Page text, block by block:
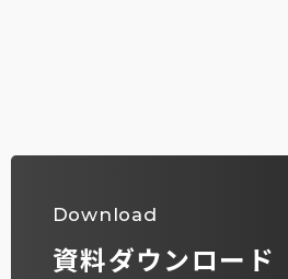
Download
資料ダウンロード